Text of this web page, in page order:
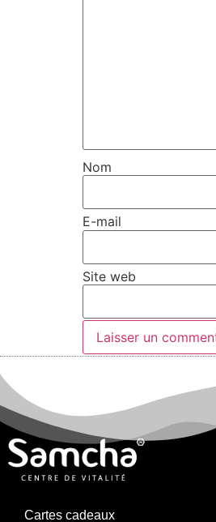
Nom
E-mail
Site web
Cartes cadeaux